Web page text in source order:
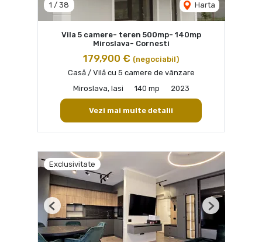
1 / 38 Harta
Vila 5 camere- teren 500mp- 140mp
Miroslava- Cornesti
179,900 € (negociabil)
Casă / Vilă cu 5 camere de vânzare
Miroslava, Iasi
140 mp 2023
Vezi mai multe detalii
Exclusivitate
Previous Next